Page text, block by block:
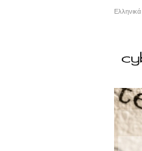
Ελληνικά